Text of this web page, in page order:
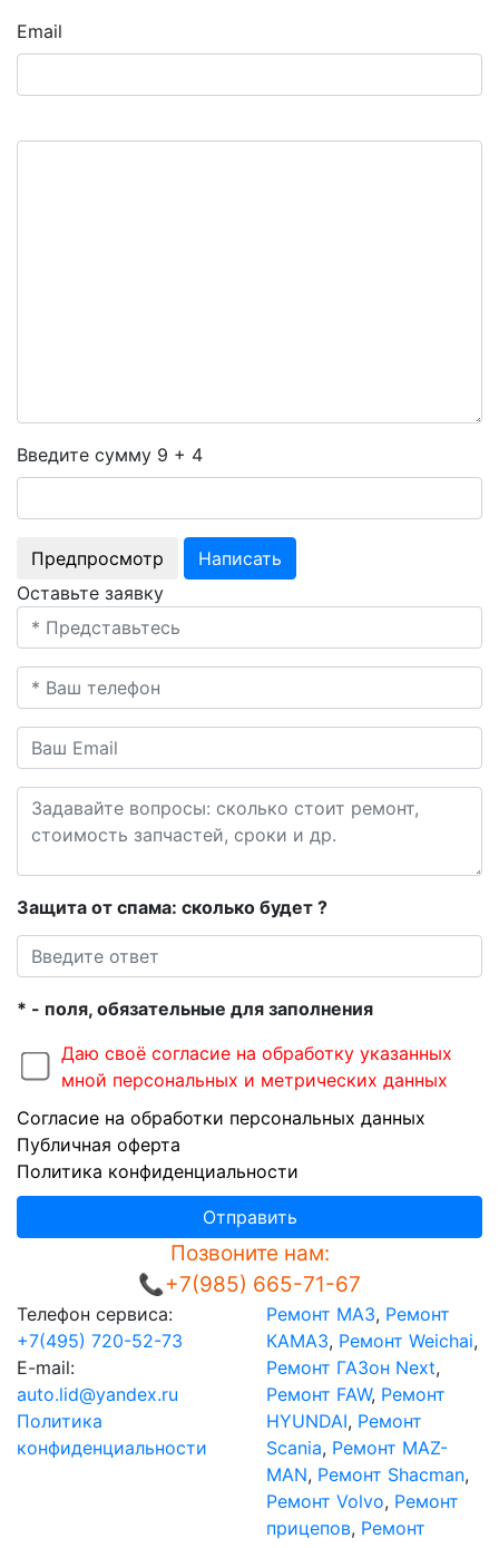
Email
Введите сумму 9 + 4
Оставьте заявку
Защита от спама: сколько будет ?
* - поля, обязательные для заполнения
Даю своё согласие на обработку указанных
мной персональных и метрических данных
Согласие на обработки персональных данных
Публичная оферта
Политика конфиденциальности
Отправить
Позвоните нам:
📞+7(985) 665-71-67
Телефон сервиса:
+7(495) 720-52-73
E-mail:
auto.lid@yandex.ru
Политика
конфиденциальности
Ремонт МАЗ, Ремонт
КАМАЗ, Ремонт Weichai,
Ремонт ГАЗон Next,
Ремонт FAW, Ремонт
HYUNDAI, Ремонт
Scania, Ремонт MAZ-
MAN, Ремонт Shacman,
Ремонт Volvo, Ремонт
прицепов, Ремонт